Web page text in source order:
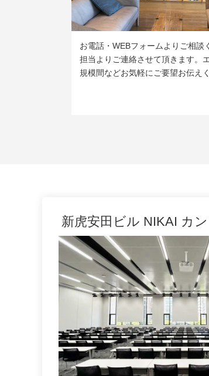
お電話・WEBフォームよりご相談
担当よりご連絡させて頂きます。
規模間などお気軽にご要望お伝え
新虎安田ビル NIKAI カ